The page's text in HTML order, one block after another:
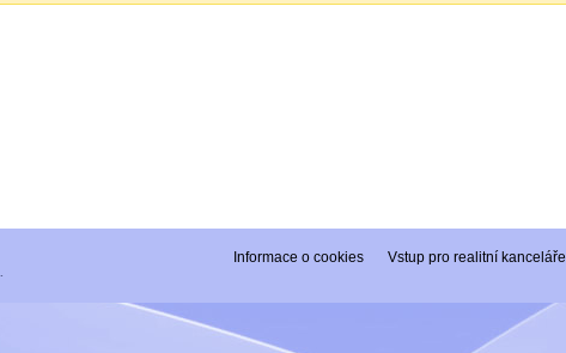
Vstup pro realitní kanceláře
Informace o cookies